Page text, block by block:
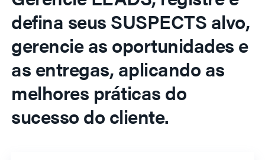
defina seus SUSPECTS alvo,
gerencie as oportunidades e
as entregas, aplicando as
melhores práticas do
sucesso do cliente.